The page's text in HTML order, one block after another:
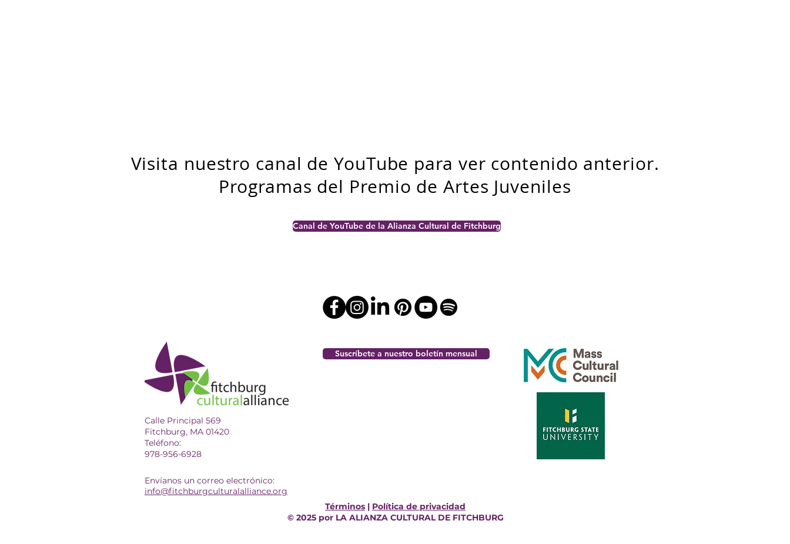
Visita nuestro canal de YouTube para ver contenido anterior.
Programas del Premio de Artes Juveniles
Canal de YouTube de la Alianza Cultural de Fitchburg
Calle Principal 569
Fitchburg, MA 01420
Teléfono:
978-956-6928
Suscríbete a nuestro boletín mensual
Envíanos un correo electrónico:
info@fitchburgculturalalliance.org
Términos | Política de privacidad
© 2025 por LA ALIANZA CULTURAL DE FITCHBURG